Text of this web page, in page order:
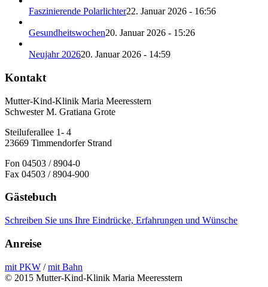
Faszinierende Polarlichter22. Januar 2026 - 16:56
Gesundheitswochen20. Januar 2026 - 15:26
Neujahr 202620. Januar 2026 - 14:59
Kontakt
Mutter-Kind-Klinik Maria Meeresstern
Schwester M. Gratiana Grote
Steiluferallee 1- 4
23669 Timmendorfer Strand
Fon 04503 / 8904-0
Fax 04503 / 8904-900
Gästebuch
Schreiben Sie uns Ihre Eindrücke, Erfahrungen und Wünsche
Anreise
mit PKW /mit Bahn
© 2015 Mutter-Kind-Klinik Maria Meeresstern